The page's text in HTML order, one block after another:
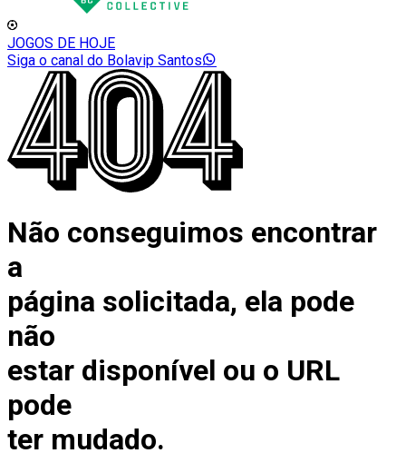
JOGOS DE HOJE
Siga o canal do Bolavip Santos
Não conseguimos encontrar
a
página solicitada, ela pode
não
estar disponível ou o URL
pode
ter mudado.